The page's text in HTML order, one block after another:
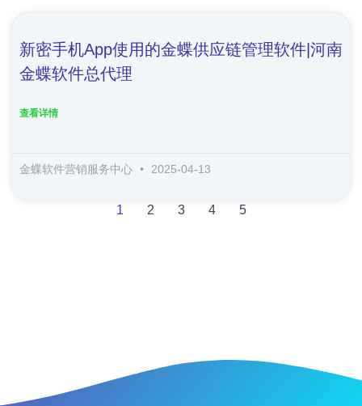
新密手机app使用的金蝶供应链管理软件|河南
金蝶软件总代理
查看详情
金蝶软件营销服务中心 2025-04-13
1 2 3 4 5